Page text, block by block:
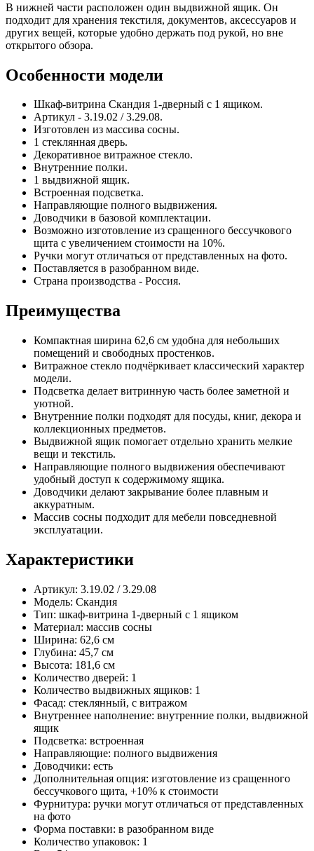
В нижней части расположен один выдвижной ящик. Он
подходит для хранения текстиля, документов, аксессуаров и
других вещей, которые удобно держать под рукой, но вне
открытого обзора.
Особенности модели
Шкаф-витрина Скандия 1-дверный с 1 ящиком.
Артикул - 3.19.02 / 3.29.08.
Изготовлен из массива сосны.
1 стеклянная дверь.
Декоративное витражное стекло.
Внутренние полки.
1 выдвижной ящик.
Встроенная подсветка.
Направляющие полного выдвижения.
Доводчики в базовой комплектации.
Возможно изготовление из сращенного бессучкового
щита с увеличением стоимости на 10%.
Ручки могут отличаться от представленных на фото.
Поставляется в разобранном виде.
Страна производства - Россия.
Преимущества
Компактная ширина 62,6 см удобна для небольших
помещений и свободных простенков.
Витражное стекло подчёркивает классический характер
модели.
Подсветка делает витринную часть более заметной и
уютной.
Внутренние полки подходят для посуды, книг, декора и
коллекционных предметов.
Выдвижной ящик помогает отдельно хранить мелкие
вещи и текстиль.
Направляющие полного выдвижения обеспечивают
удобный доступ к содержимому ящика.
Доводчики делают закрывание более плавным и
аккуратным.
Массив сосны подходит для мебели повседневной
эксплуатации.
Характеристики
Артикул: 3.19.02 / 3.29.08
Модель: Скандия
Тип: шкаф-витрина 1-дверный с 1 ящиком
Материал: массив сосны
Ширина: 62,6 см
Глубина: 45,7 см
Высота: 181,6 см
Количество дверей: 1
Количество выдвижных ящиков: 1
Фасад: стеклянный, с витражом
Внутреннее наполнение: внутренние полки, выдвижной
ящик
Подсветка: встроенная
Направляющие: полного выдвижения
Доводчики: есть
Дополнительная опция: изготовление из сращенного
бессучкового щита, +10% к стоимости
Фурнитура: ручки могут отличаться от представленных
на фото
Форма поставки: в разобранном виде
Количество упаковок: 1